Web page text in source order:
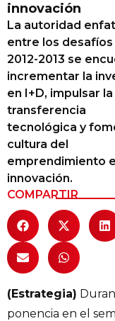
Canal Digital
Columnas de
Designaciones
Calendario de
Revistas Digital
Siguenos
innovación
La autoridad
entre los desafíos
2012-2013 se
incrementar la
en I+D, impulsar la
transferencia
tecnológica y
cultura del
emprendimiento e
innovación.
COMPARTIR
(Estrategia)
ponencia en el